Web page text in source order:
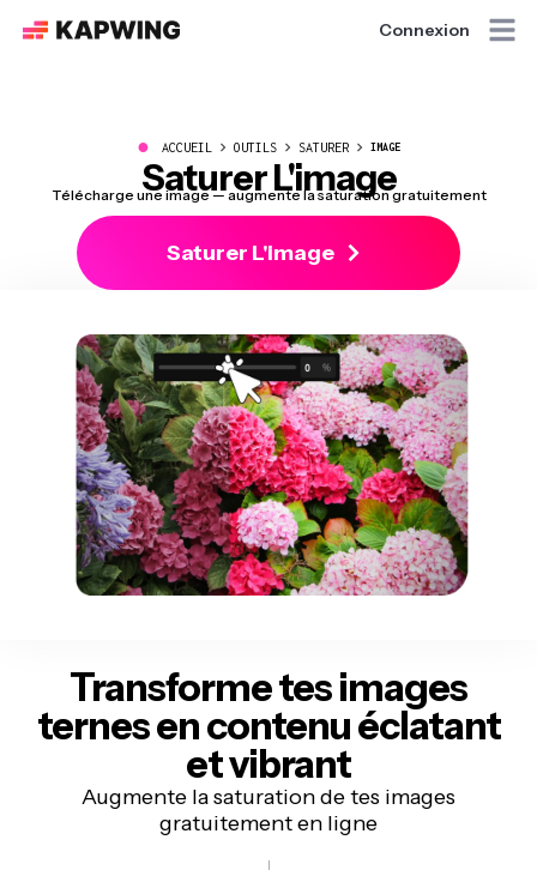
Connexion
● ACCUEIL OUTILS SATURER IMAGE
Saturer L'image
Télécharge une image — augmente la saturation gratuitement
Saturer L'image
Transforme tes images
ternes en contenu éclatant
et vibrant
Augmente la saturation de tes images
gratuitement en ligne